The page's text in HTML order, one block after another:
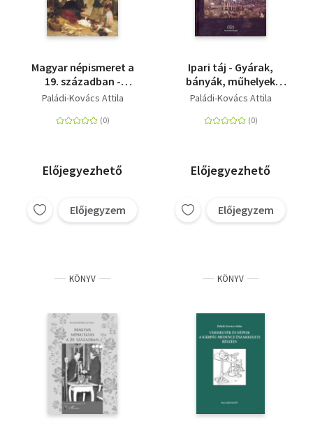
Magyar népismeret a
19. században -
Előfutárok és
Paládi-Kovács Attila
Előjegyezhető
Előjegyzem
Ipari táj - Gyárak,
bányák, műhelyek
népe a 19-20.
Paládi-Kovács Attila
Előjegyezhető
Előjegyzem
KÖNYV KÖNYV